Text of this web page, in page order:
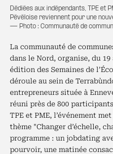
Dédiées aux indépendants, TPE et
Pévéloise reviennent pour une
— Photo : Communauté de
La communauté de
dans le Nord, organise, du
édition des Semaines de
déroule au sein de
entrepreneurs située à
réuni près de 800
TPE et PME, l’événement
thème "Changer d’échelle,
programme : un jobdating
pourvoir, une matinée